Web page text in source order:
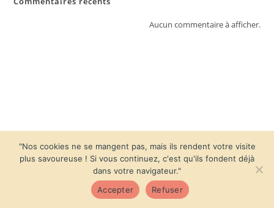
Aucun commentaire à afficher.
"Nos cookies ne se mangent pas, mais ils rendent votre visite
plus savoureuse ! Si vous continuez, c'est qu'ils fondent déjà
dans votre navigateur."
Accepter
Refuser